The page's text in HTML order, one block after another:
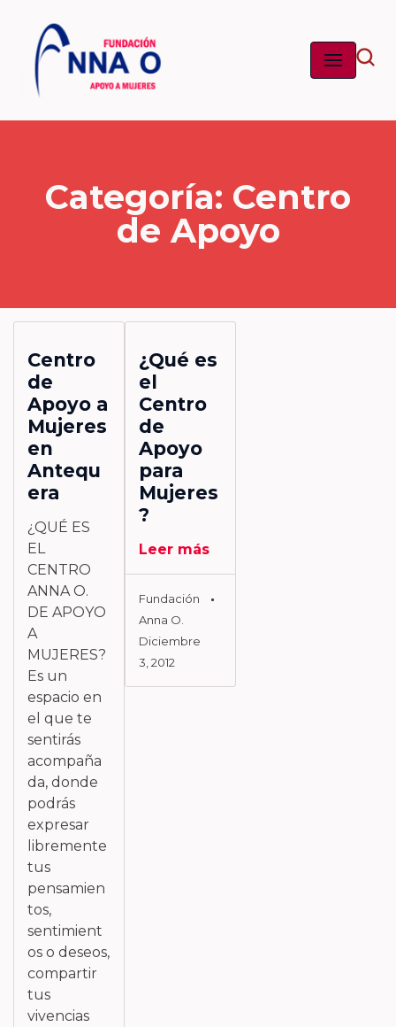
Saltar
contenido
Categoría: Centro
de Apoyo
Centro
de
Apoyo a
Mujeres
en
Antequ
era
¿QUÉ ES
EL
CENTRO
ANNA O.
DE APOYO
A
MUJERES?
Es un
espacio en
el que te
sentirás
acompaña
da, donde
podrás
expresar
libremente
tus
pensamien
tos,
sentimient
os o deseos,
compartir
tus
vivencias
¿Qué es
el
Centro
de
Apoyo
para
Mujeres
?
Leer más
Fundación
Anna O.
Diciembre
3, 2012